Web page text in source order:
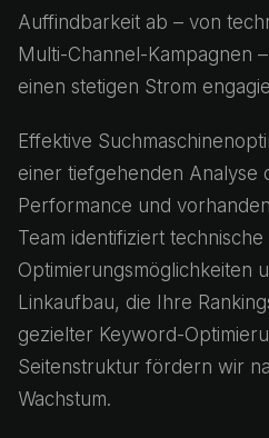
Auffindbarkeit ab – von
Multi-Channel-Kampagnen
einen stetigen Strom
Effektive
einer tiefgehenden Analyse
Performance und
Team identifiziert
Optimierungsmöglichkeiten
Linkaufbau, die Ihre
gezielter Keyword-
Seitenstruktur fördern wir
Wachstum.